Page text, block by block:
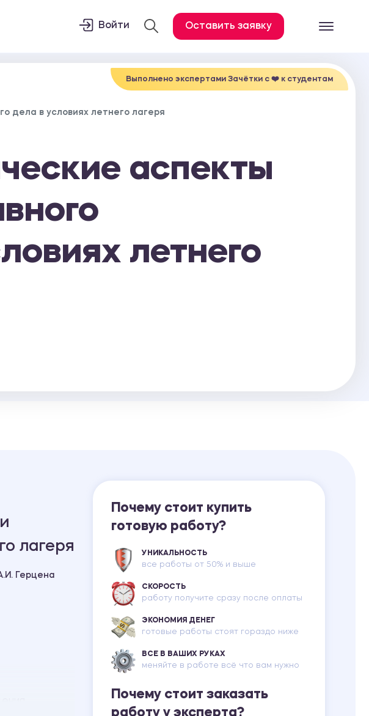
Все услуги
Лабораторная работа
План-конспект
Дневник по практике
Войти Оставить заявку
Выполнено экспертами Зачётки c ❤️ к студентам
дела в условиях летнего лагеря
аспекты
летнего
лагеря
Герцена
Почему стоит купить
готовую работу?
УНИКАЛЬНОСТЬ
все работы от 50% и выше
СКОРОСТЬ
работу получите сразу после оплаты
ЭКОНОМИЯ ДЕНЕГ
готовые работы стоят гораздо ниже
ВСЕ В ВАШИХ РУКАХ
меняйте в работе всё что вам нужно
Почему стоит заказать
работу у эксперта?